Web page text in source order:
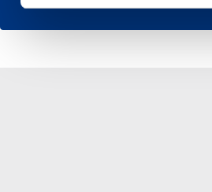
Sizlere daha iyi bir hizmet